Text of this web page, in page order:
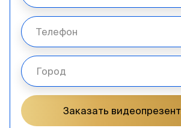
Заказать